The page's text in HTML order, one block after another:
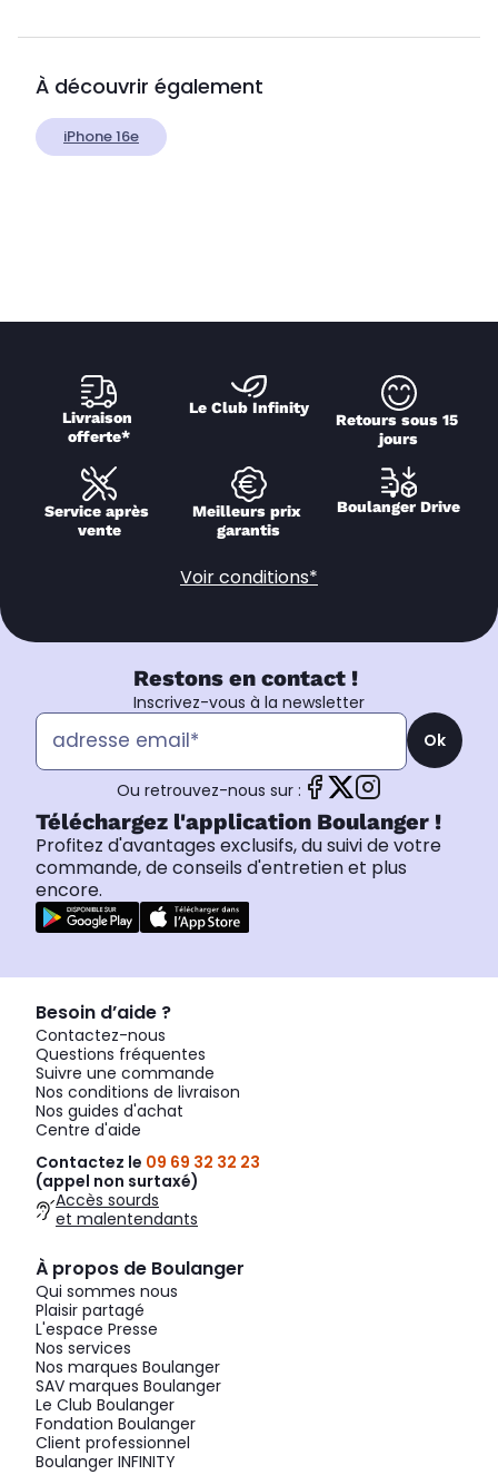
À découvrir également
iPhone 16e
Livraison
offerte*
Le Club Infinity
Retours sous 15
jours
Service après
vente
Meilleurs prix
garantis
Boulanger Drive
Voir conditions*
Restons en contact !
Inscrivez-vous à la newsletter
Ok
Ou retrouvez-nous sur :
Téléchargez l'application Boulanger !
Profitez d'avantages exclusifs, du suivi de votre
commande, de conseils d'entretien et plus
encore.
Besoin d’aide ?
Contactez-nous
Questions fréquentes
Suivre une commande
Nos conditions de livraison
Nos guides d'achat
Centre d'aide
Contactez le 09 69 32 32 23
(appel non surtaxé)
Accès sourds
et malentendants
À propos de Boulanger
Qui sommes nous
Plaisir partagé
L'espace Presse
Nos services
Nos marques Boulanger
SAV marques Boulanger
Le Club Boulanger
Fondation Boulanger
Client professionnel
Boulanger INFINITY